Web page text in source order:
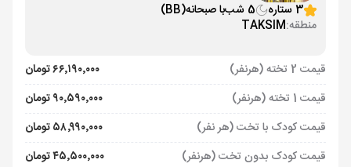
3 ستاره
5 شب با صبحانه(BB)
منطقه:TAKSIM
قیمت 2 تخته (هرنفر)
۶۶٬۱۹۰٬۰۰۰ تومان
قیمت 1 تخته (هرنفر)
۹۰٬۵۹۰٬۰۰۰ تومان
قیمت کودک با تخت (هر نفر)
۵۸٬۹۹۰٬۰۰۰ تومان
قیمت کودک بدون تخت (هرنفر)
۴۵٬۵۰۰٬۰۰۰ تومان